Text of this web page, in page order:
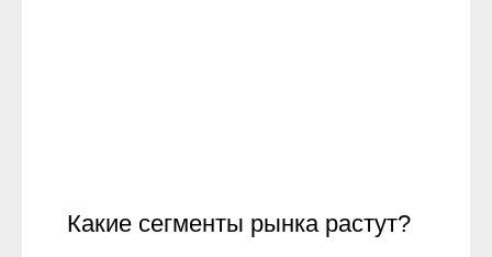
Какие сегменты рынка растут?